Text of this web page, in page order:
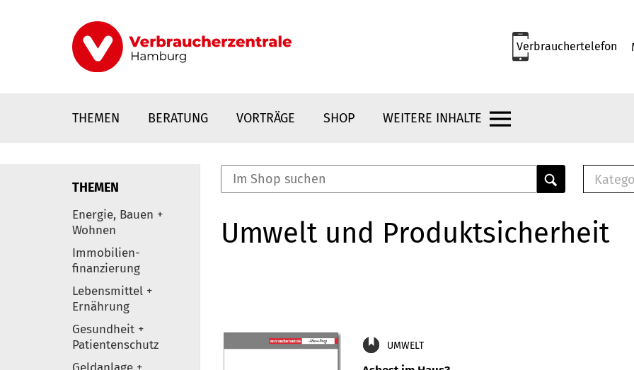
Verbrauchertelefon
THEMEN BERATUNG VORTRÄGE SHOP WEITERE INHALTE
Elemente
THEMEN
Energie, Bauen +
Wohnen
Immobilien-
finanzierung
Lebensmittel +
Ernährung
Gesundheit +
Patientenschutz
Umwelt und Produktsicherheit
UMWELT